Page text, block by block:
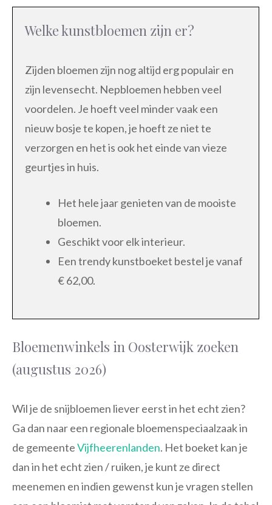
Welke kunstbloemen zijn er?
Zijden bloemen zijn nog altijd erg populair en
zijn levensecht. Nepbloemen hebben veel
voordelen. Je hoeft veel minder vaak een
nieuw bosje te kopen, je hoeft ze niet te
verzorgen en het is ook het einde van vieze
geurtjes in huis.
Het hele jaar genieten van de mooiste
bloemen.
Geschikt voor elk interieur.
Een trendy kunstboeket bestel je vanaf
€ 62,00.
Bloemenwinkels in Oosterwijk zoeken
(augustus 2026)
Wil je de snijbloemen liever eerst in het echt zien?
Ga dan naar een regionale bloemenspeciaalzaak in
de gemeenteVijfheerenlanden. Het boeket kan je
dan in het echt zien / ruiken, je kunt ze direct
meenemen en indien gewenst kun je vragen stellen